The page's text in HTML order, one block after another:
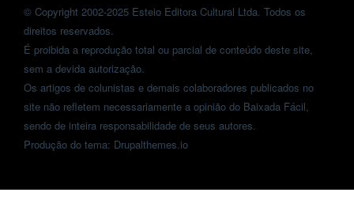
© Copyright 2002-2025 Esteio Editora Cultural Ltda. Todos os
direitos reservados.
É proibida a reprodução total ou parcial de conteúdo deste site,
sem a devida autorização.
Os artigos de colunistas e demais colaboradores publicados no
site não refletem necessariamente a opinião do Baixada Fácil,
sendo de inteira responsabilidade de seus autores.
Produção do tema: Drupalthemes.io